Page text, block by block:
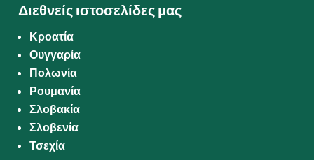
Διεθνείς ιστοσελίδες μας
Κροατία
Ουγγαρία
Πολωνία
Ρουμανία
Σλοβακία
Σλοβενία
Τσεχία